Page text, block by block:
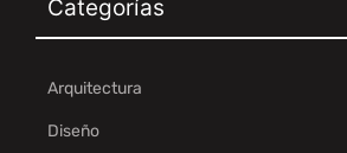
Categorías
Arquitectura
Diseño